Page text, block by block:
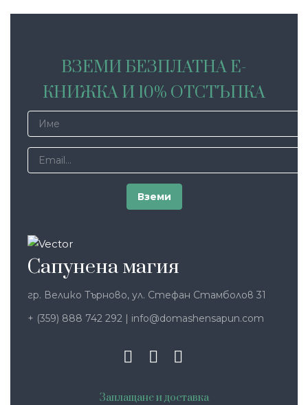
ВЗЕМИ БЕЗПЛАТНА Е-
КНИЖКА И 10% ОТСТЪПКА
Сапунена магия
гр. Велико Търново, ул. Стефан Стамболов 31
+ (359) 888 742 292 | info@domashensapun.com
Заплащане и доставка